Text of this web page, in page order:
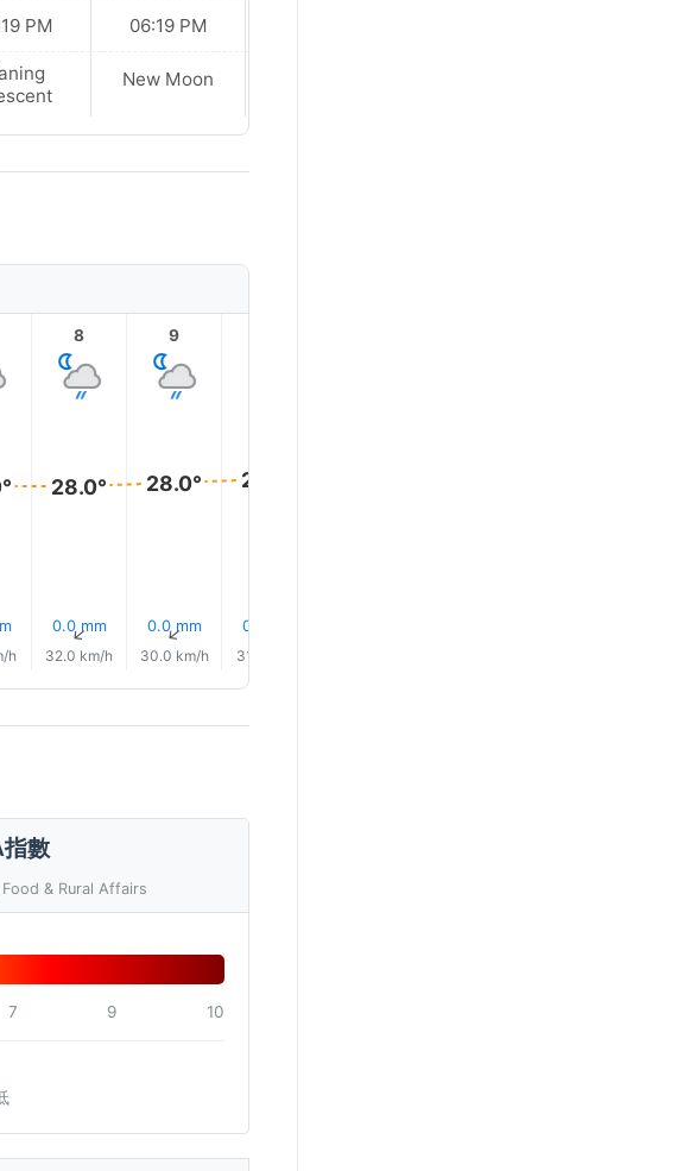
PM 06:19 PM
New Moon
h
8
28.0°
0.0 mm
↑
32.0 km/h
9
28.0°
0.0 mm
↑
30.0 km/h
28.0°
0.0 mm
31.0 km/h
數
& Rural Affairs
7 9 10